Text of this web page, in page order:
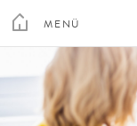
Menu
MENÜ
SCHLIEßENKur